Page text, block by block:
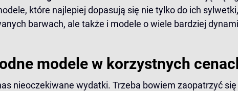
które najlepiej dopasują się nie tylko do ich
barwach, ale także i modele o wiele bardziej
modele w korzystnych
nieoczekiwane wydatki. Trzeba bowiem zaopatrzyć